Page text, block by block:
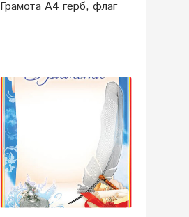
Грамота А4 герб, флаг